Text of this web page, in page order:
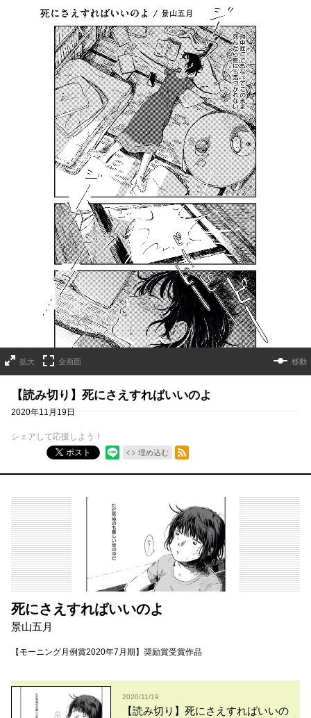
拡大 全画面 移動
【読み切り】死にさえすればいいのよ
2020年11月19日
シェアして応援しよう！
ポスト
埋め込む
RSSフィード
死にさえすればいいのよ
景山五月
【モーニング月例賞2020年7月期】奨励賞受賞作品
2020/11/19
【読み切り】死にさえすればいいの